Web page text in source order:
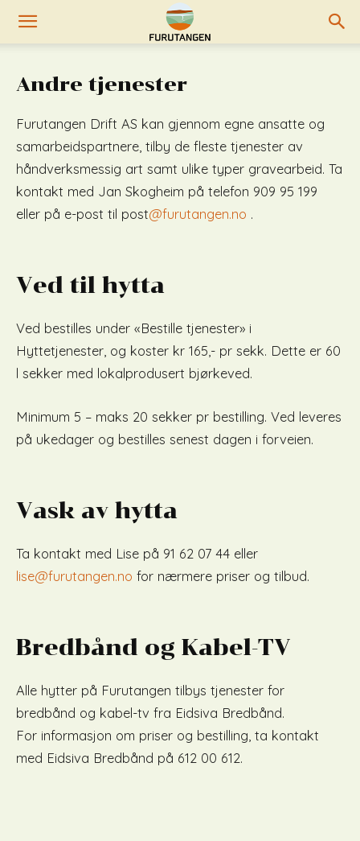
Andre tjenester
Furutangen Drift AS kan gjennom egne ansatte og
samarbeidspartnere, tilby de fleste tjenester av
håndverksmessig art samt ulike typer gravearbeid. Ta
kontakt med Jan Skogheim på telefon 909 95 199
eller på e-post til post@furutangen.no .
Ved til hytta
Ved bestilles under «Bestille tjenester» i
Hyttetjenester, og koster kr 165,- pr sekk. Dette er 60
l sekker med lokalprodusert bjørkeved.
Minimum 5 – maks 20 sekker pr bestilling. Ved leveres
på ukedager og bestilles senest dagen i forveien.
Vask av hytta
Ta kontakt med Lise på 91 62 07 44 eller
lise@furutangen.no for nærmere priser og tilbud.
Bredbånd og Kabel-TV
Alle hytter på Furutangen tilbys tjenester for
bredbånd og kabel-tv fra Eidsiva Bredbånd.
For informasjon om priser og bestilling, ta kontakt
med Eidsiva Bredbånd på 612 00 612.